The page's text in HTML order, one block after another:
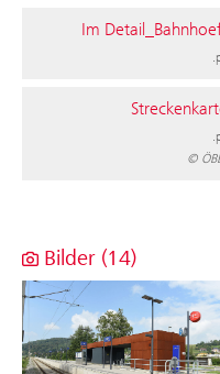
Im
©
Bilder (14)